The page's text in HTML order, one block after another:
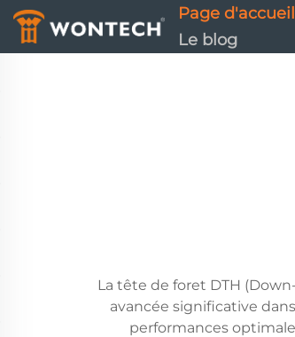
Page d'accueil
Le blog
La tête de foret DTH
avancée significative
performances